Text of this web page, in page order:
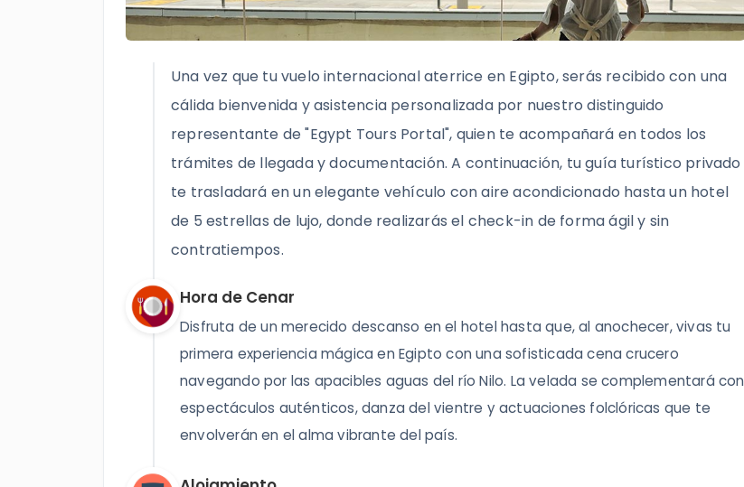
Una vez que tu vuelo internacional aterrice en Egipto, serás recibido con una
cálida bienvenida y asistencia personalizada por nuestro distinguido
representante de "Egypt Tours Portal", quien te acompañará en todos los
trámites de llegada y documentación. A continuación, tu guía turístico privado
te trasladará en un elegante vehículo con aire acondicionado hasta un hotel
de 5 estrellas de lujo, donde realizarás el check-in de forma ágil y sin
contratiempos.
Hora de Cenar
Disfruta de un merecido descanso en el hotel hasta que, al anochecer, vivas tu
primera experiencia mágica en Egipto con una sofisticada cena crucero
navegando por las apacibles aguas del río Nilo. La velada se complementará con
espectáculos auténticos, danza del vientre y actuaciones folclóricas que te
envolverán en el alma vibrante del país.